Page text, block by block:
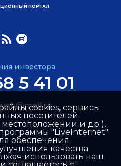
ПОРТАЛ
инвестора
5 41 01
–Интернет-Имидж
cookies, сервисы
посетителей
и др.),
"LiveInternet"
обеспечения
качества
использовать наш